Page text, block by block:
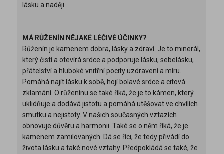
lásku a naději.
MÁ RŮŽENÍN NĚJAKÉ LÉČIVÉ ÚČINKY?
Růženín je kamenem dobra, lásky a zdraví. Je to minerál,
který čistí a otevírá srdce a podporuje lásku, sebelásku,
přátelství a hluboké vnitřní pocity uzdravení a míru.
Pomáhá najít lásku k sobě, hojí bolavé srdce a citová
zklamání. O růženínu se také říká, že je to kámen, který
uklidňuje a dodává jistotu a pomáhá utěšovat ve chvílích
smutku a nejistoty. V našich současných vztazích
obnovuje důvěru a harmonii. Také se o něm říká, že je
kamenem zamilovaných. Dá se říci, že tedy přivádí do
života lásku a také nové vztahy. Předpokládá se také, že